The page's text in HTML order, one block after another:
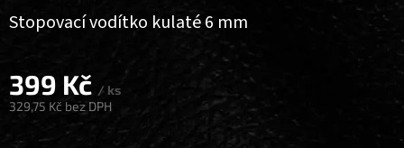
399 Kč / ks
329,75 Kč bez DPH
Stopovací vodítko kulaté 6 mm